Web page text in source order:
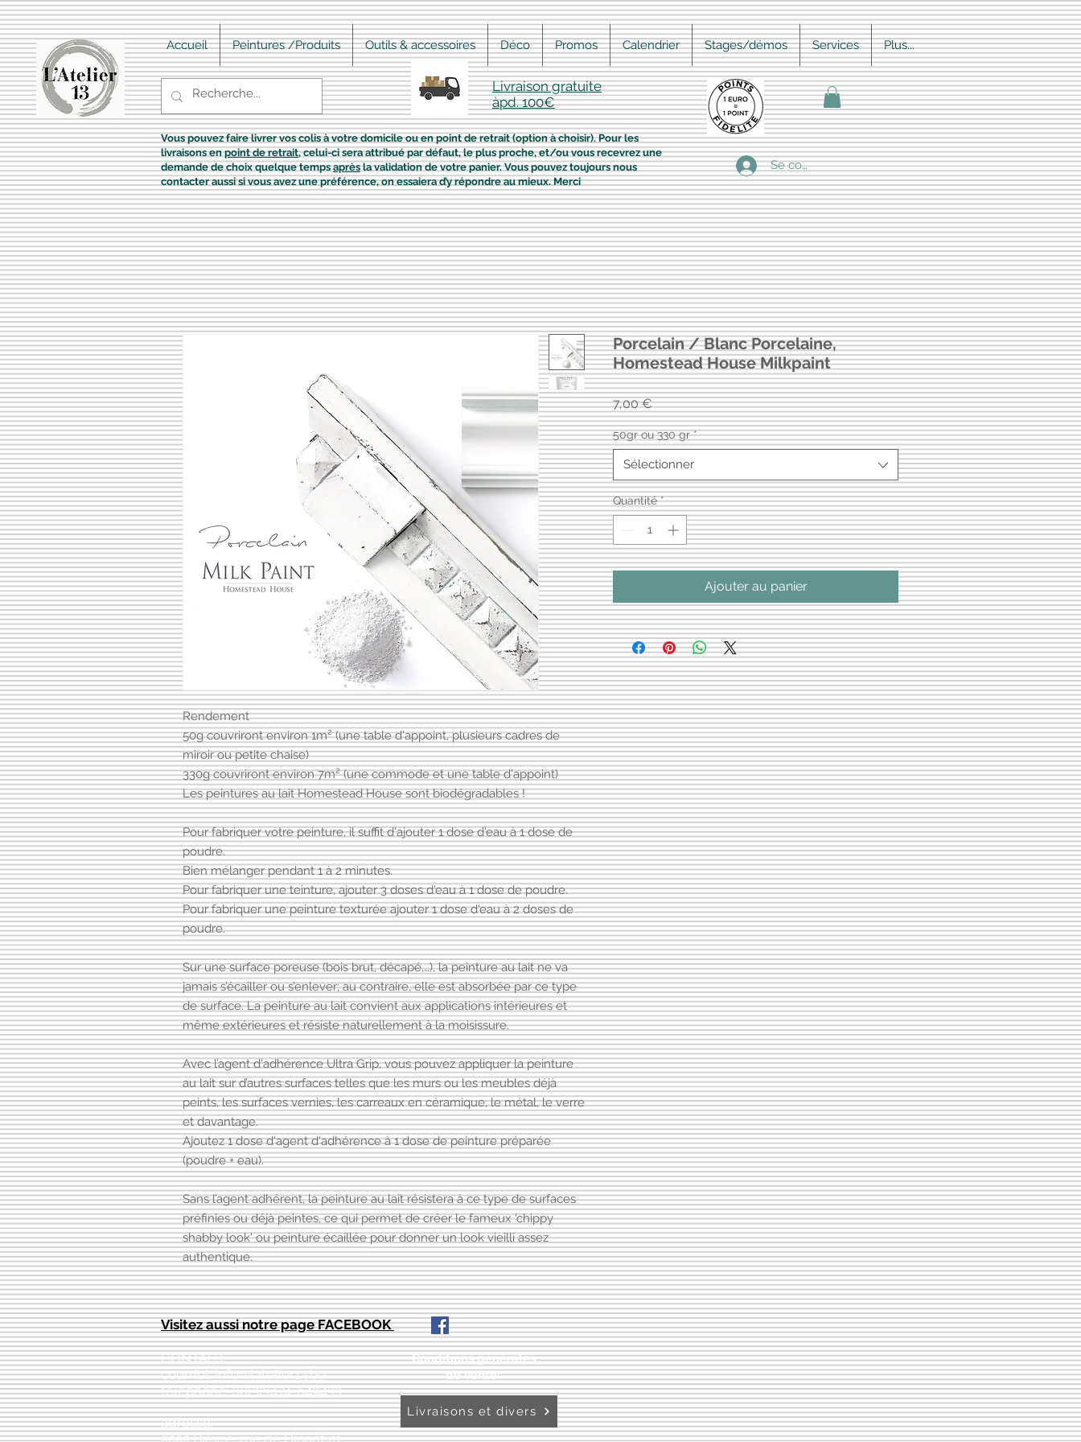
Accueil Peintures /Produits Outils & accessoires Déco Promos Calendrier Stages/démos Services Plus...
Livraison gratuite
àpd. 100€
Se connecter
Vous pouvez faire livrer vos colis à votre domicile ou en point de retrait (option à choisir). Pour les
livraisons enpoint de retrait, celui-ci sera attribué par défaut, le plus proche, et/ou vous recevrez une
demande de choix quelque tempsaprèsla validation de votre panier. Vous pouvez toujours nous
contacter aussi si vous avez une préférence, on essaiera d’y répondre au mieux. Merci
Rendement
50g couvriront environ 1m² (une table d'appoint, plusieurs cadres de
miroir ou petite chaise)
330g couvriront environ 7m² (une commode et une table d'appoint)
Les peintures au lait Homestead House sont biodégradables !
Pour fabriquer votre peinture, il suffit d'ajouter 1 dose d'eau à 1 dose de
poudre.
Bien mélanger pendant 1 à 2 minutes.
Pour fabriquer une teinture, ajouter 3 doses d'eau à 1 dose de poudre.
Pour fabriquer une peinture texturée ajouter 1 dose d'eau à 2 doses de
poudre.
Sur une surface poreuse (bois brut, décapé,…), la peinture au lait ne va
jamais s’écailler ou s’enlever; au contraire, elle est absorbée par ce type
de surface. La peinture au lait convient aux applications intérieures et
même extérieures et résiste naturellement à la moisissure.
Avec l’agent d'adhérence Ultra Grip, vous pouvez appliquer la peinture
au lait sur d’autres surfaces telles que les murs ou les meubles déjà
peints, les surfaces vernies, les carreaux en céramique, le métal, le verre
et davantage.
Ajoutez 1 dose d'agent d'adhérence à 1 dose de peinture préparée
(poudre + eau).
Sans l’agent adhérent, la peinture au lait résistera à ce type de surfaces
préfinies ou déjà peintes, ce qui permet de créer le fameux 'chippy
shabby look' ou peinture écaillée pour donner un look vieilli assez
authentique.
Porcelain / Blanc Porcelaine,
Homestead House Milkpaint
7,00 €Prix
50gr ou 330 gr *
Sélectionner
Quantité *
Ajouter au panier
Visitez aussi notre page FACEBOOK
CONTACT:
courriel:info@latelier13.be
téléphone: 00(32)474-649433
adresse:
Conditions générales
de vente::
Livraisons et divers